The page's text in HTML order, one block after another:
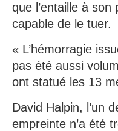
que l’entaille à
capable de le tuer.
« L’hémorragie
pas été aussi
ont statué les 13
David Halpin, l’un
empreinte n’a été